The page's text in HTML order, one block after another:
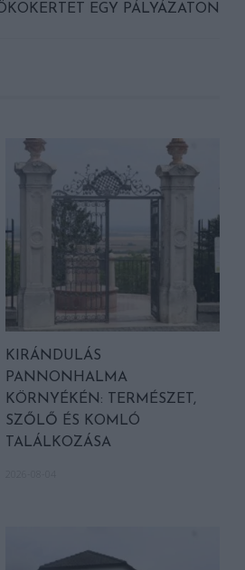
EGY PÁLYÁZATON
KIRÁNDULÁS
PANNONHALMA
KÖRNYÉKÉN: TERMÉSZET,
SZŐLŐ ÉS KOMLÓ
TALÁLKOZÁSA